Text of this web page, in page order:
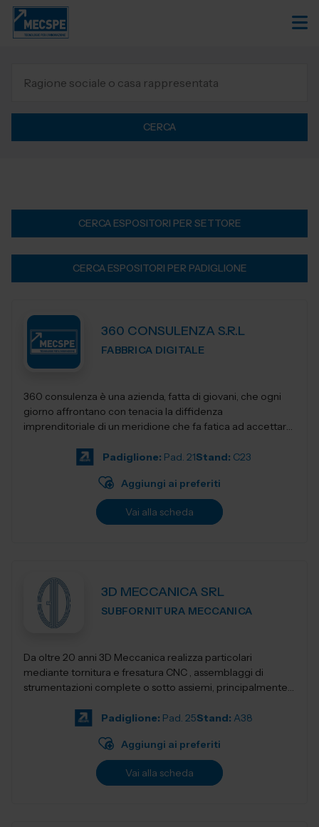
CERCA
CERCA ESPOSITORI PER SETTORE
CERCA ESPOSITORI PER PADIGLIONE
360 CONSULENZA S.R.L
FABBRICA DIGITALE
360 consulenza è una azienda, fatta di giovani, che ogni
giorno affrontano con tenacia la diffidenza
imprenditoriale di un meridione che fa fatica ad accettare
Padiglione: Pad. 21Stand: C23
Aggiungi ai preferiti
Vai alla scheda
3D MECCANICA SRL
SUBFORNITURA MECCANICA
Da oltre 20 anni 3D Meccanica realizza particolari
mediante tornitura e fresatura CNC , assemblaggi di
strumentazioni complete o sotto assiemi, principalmente
Padiglione: Pad. 25Stand: A38
Aggiungi ai preferiti
Vai alla scheda